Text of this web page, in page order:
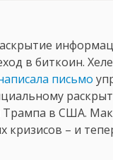
в биткоин.
письмо
в США.
кризисов – и